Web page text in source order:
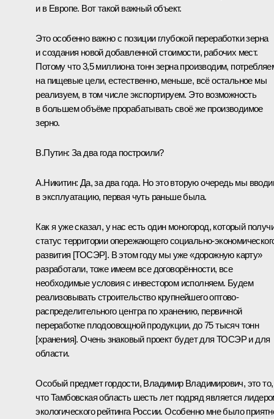
и в Европе. Вот такой важный объект.
Это особенно важно с позиции глубокой переработки зерна
и создания новой добавленной стоимости, рабочих мест.
Потому что 3,5 миллиона тонн зерна производим,
на пищевые цели, естественно, меньше, всё остальное мы
реализуем, в том числе экспортируем. Это возможность
в большем объёме прорабатывать своё же производимое
зерно.
В.Путин: За два года построили?
А.Никитин: Да, за два года. Но это вторую очередь мы
в эксплуатацию, первая чуть раньше была.
Как я уже сказал, у нас есть один моногород, который
статус территории опережающего социально-
развития [ТОСЭР]. В этом году мы уже «дорожную карту»
разработали, тоже имеем все договорённости, все
необходимые условия с инвестором исполняем. Будем
реализовывать строительство крупнейшего оптово-
распределительного центра по хранению, первичной
переработке плодоовощной продукции, до 75 тысяч тонн
[хранения]. Очень знаковый проект будет для ТОСЭР и для
области.
Особый предмет гордости, Владимир Владимирович, это то,
что Тамбовская область шесть лет подряд является
экологического рейтинга России. Особенно мне было